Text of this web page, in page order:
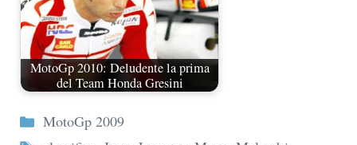
MotoGp 2010: Deludente la prima
del Team Honda Gresini
Categorie
MotoGp 2009